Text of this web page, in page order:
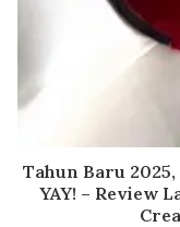
Tahun Baru
YAY! – Review